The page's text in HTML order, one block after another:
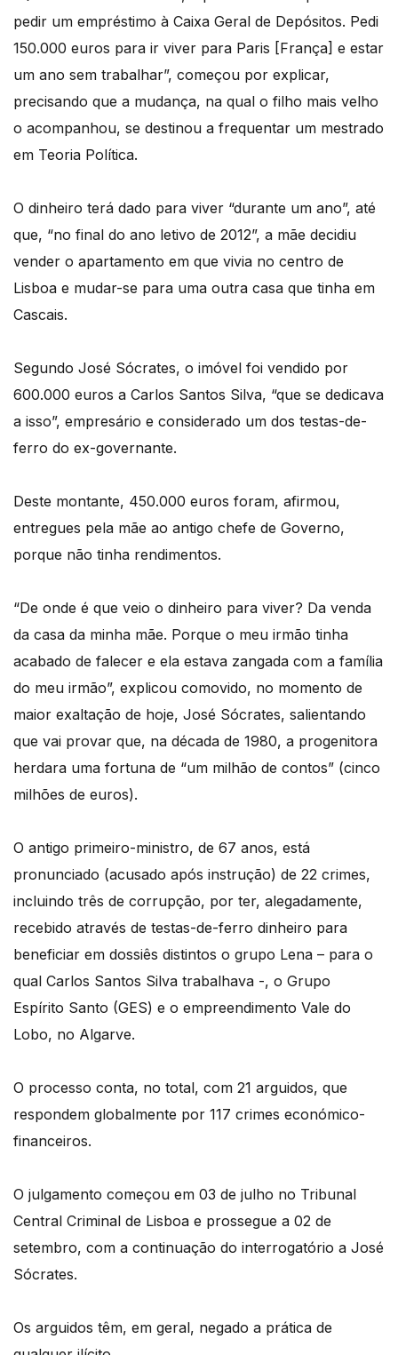
pedir um empréstimo à Caixa Geral de Depósitos. Pedi
150.000 euros para ir viver para Paris [França] e estar
um ano sem trabalhar”, começou por explicar,
precisando que a mudança, na qual o filho mais velho
o acompanhou, se destinou a frequentar um mestrado
em Teoria Política.
O dinheiro terá dado para viver “durante um ano”, até
que, “no final do ano letivo de 2012”, a mãe decidiu
vender o apartamento em que vivia no centro de
Lisboa e mudar-se para uma outra casa que tinha em
Cascais.
Segundo José Sócrates, o imóvel foi vendido por
600.000 euros a Carlos Santos Silva, “que se dedicava
a isso”, empresário e considerado um dos testas-de-
ferro do ex-governante.
Deste montante, 450.000 euros foram, afirmou,
entregues pela mãe ao antigo chefe de Governo,
porque não tinha rendimentos.
“De onde é que veio o dinheiro para viver? Da venda
da casa da minha mãe. Porque o meu irmão tinha
acabado de falecer e ela estava zangada com a família
do meu irmão”, explicou comovido, no momento de
maior exaltação de hoje, José Sócrates, salientando
que vai provar que, na década de 1980, a progenitora
herdara uma fortuna de “um milhão de contos” (cinco
milhões de euros).
O antigo primeiro-ministro, de 67 anos, está
pronunciado (acusado após instrução) de 22 crimes,
incluindo três de corrupção, por ter, alegadamente,
recebido através de testas-de-ferro dinheiro para
beneficiar em dossiês distintos o grupo Lena – para o
qual Carlos Santos Silva trabalhava -, o Grupo
Espírito Santo (GES) e o empreendimento Vale do
Lobo, no Algarve.
O processo conta, no total, com 21 arguidos, que
respondem globalmente por 117 crimes económico-
financeiros.
O julgamento começou em 03 de julho no Tribunal
Central Criminal de Lisboa e prossegue a 02 de
setembro, com a continuação do interrogatório a José
Sócrates.
Os arguidos têm, em geral, negado a prática de